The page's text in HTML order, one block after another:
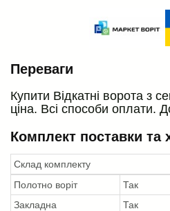
Переваги
Купити Відкатні ворота з
ціна. Всі способи оплати.
Комплект поставки та
Склад комплекту
Полотно воріт
Так
Закладна
Так